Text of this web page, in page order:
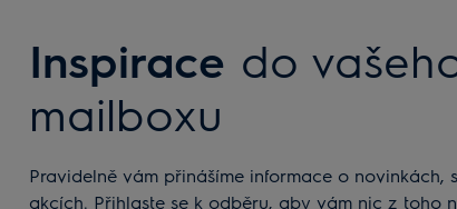
Inspirace do
mailboxu
Pravidelně vám přinášíme informace o novinkách, soutěžích i probíhajících
akcích. Přihlaste se k odběru, aby vám nic z toho